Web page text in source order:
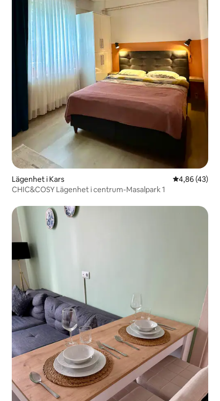
Lägenhet i Kars 4,86 av 5 i
4,86 (43)
CHIC&COSY Lägenhet i centrum-Masalpark 1